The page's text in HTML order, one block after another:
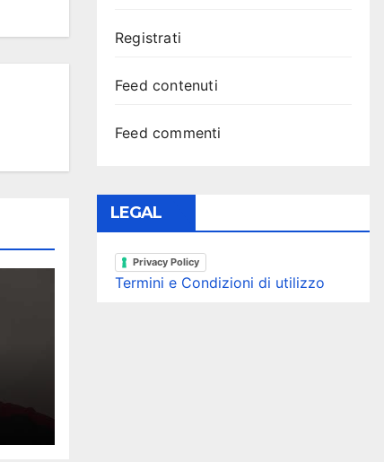
Registrati
Feed contenuti
Feed commenti
LEGAL
Privacy Policy
Termini e Condizioni di utilizzo